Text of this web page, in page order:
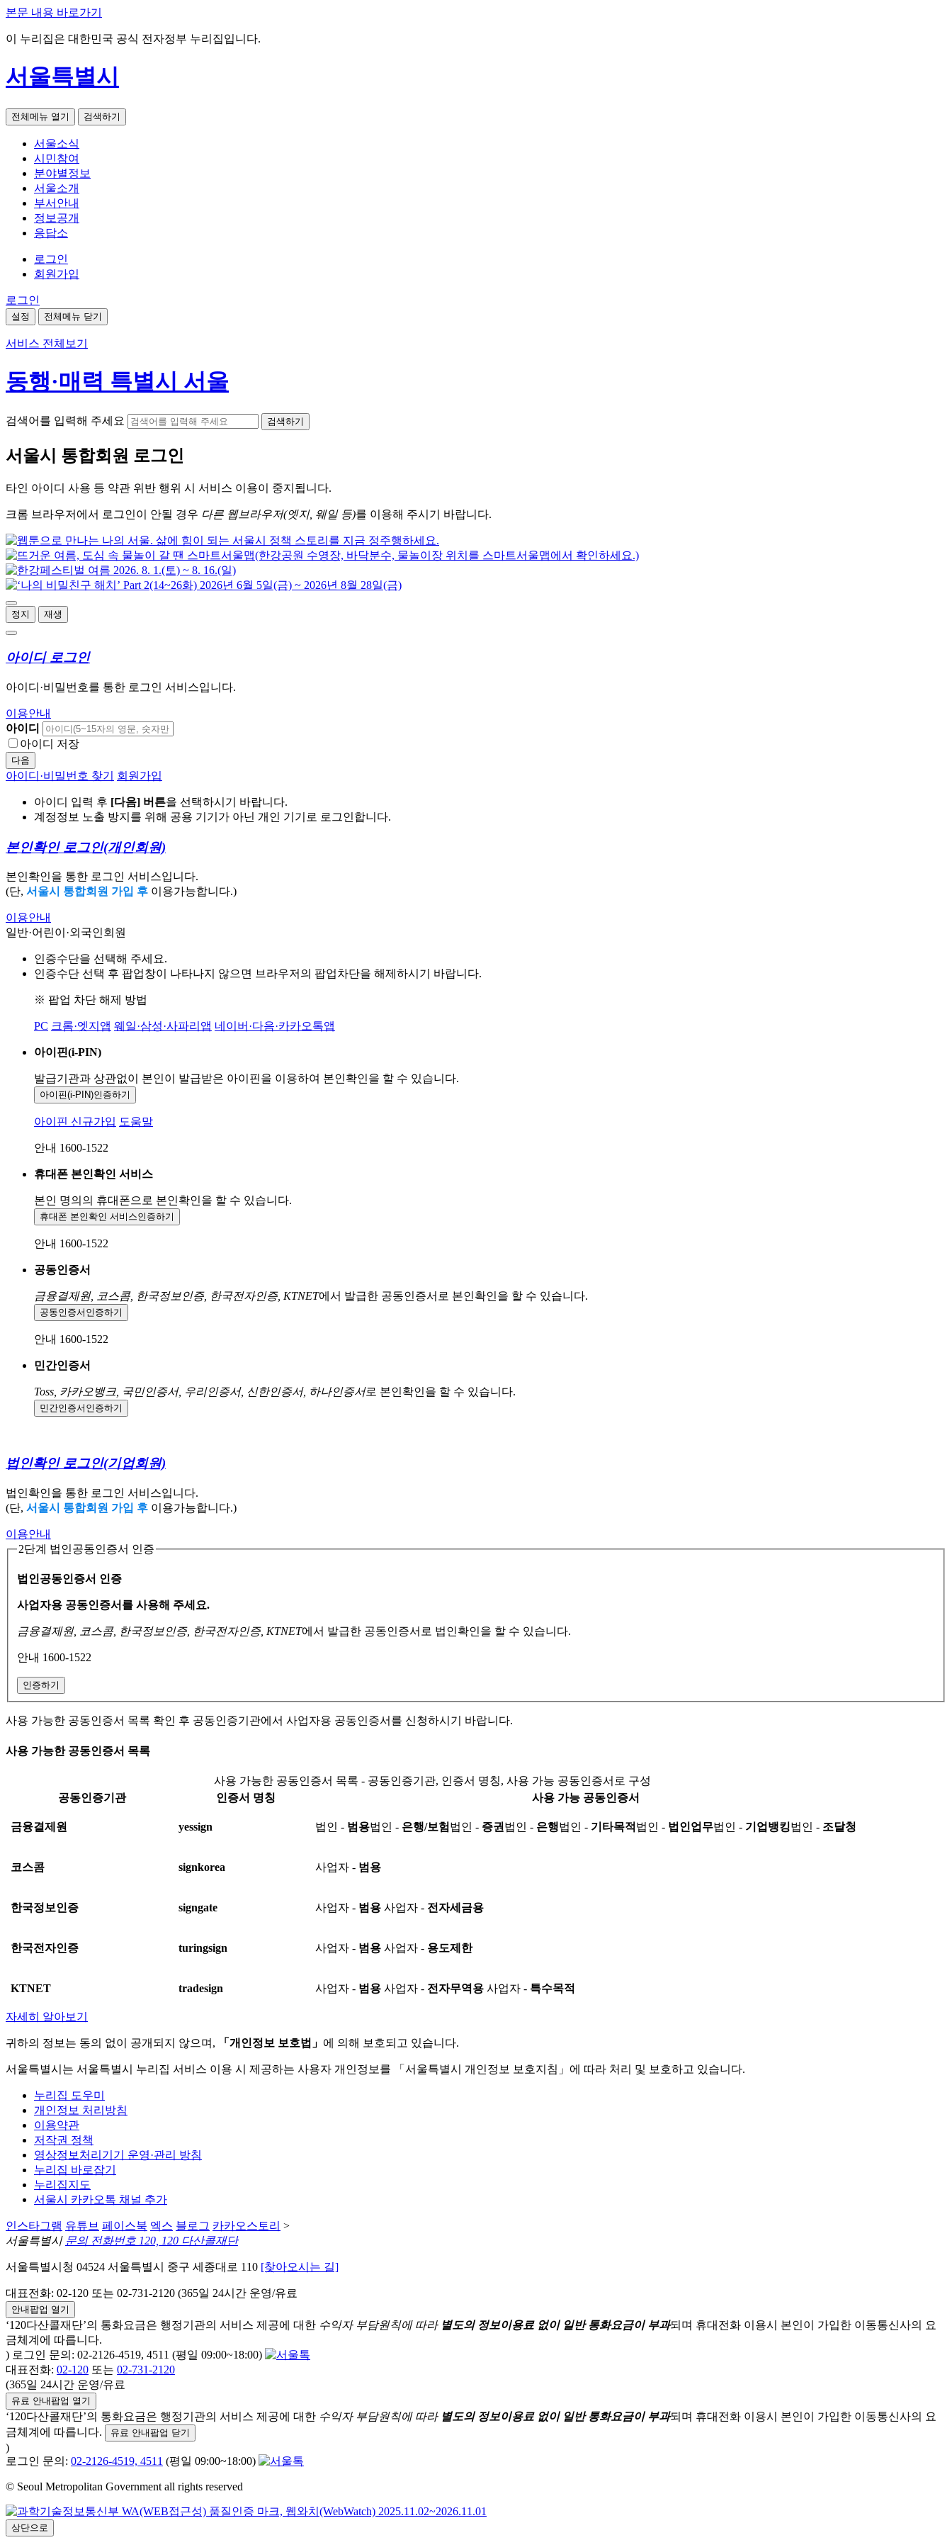
본문 내용 바로가기
이 누리집은 대한민국 공식 전자정부 누리집입니다.
서울특별시
전체메뉴 열기 검색하기
서울소식
시민참여
분야별정보
서울소개
부서안내
정보공개
응답소
로그인
회원가입
로그인
설정 전체메뉴 닫기
서비스 전체보기
동행·매력 특별시 서울
검색어를 입력해 주세요 검색하기
서울시 통합회원 로그인
타인 아이디 사용 등 약관 위반 행위 시 서비스 이용이 중지됩니다.
크롬 브라우저에서 로그인이 안될 경우 다른 웹브라우저(엣지, 웨일 등)를 이용해 주시기 바랍니다.
정지 재생
아이디 로그인
아이디·비밀번호를 통한 로그인 서비스입니다.
이용안내
아이디
아이디 저장
다음
아이디·비밀번호 찾기 회원가입
아이디 입력 후 [다음] 버튼을 선택하시기 바랍니다.
계정정보 노출 방지를 위해 공용 기기가 아닌 개인 기기로 로그인합니다.
본인확인 로그인(개인회원)
본인확인을 통한 로그인 서비스입니다.
(단, 서울시 통합회원 가입 후 이용가능합니다.)
이용안내
일반·어린이·외국인회원
인증수단을 선택해 주세요.
인증수단 선택 후 팝업창이 나타나지 않으면 브라우저의 팝업차단을 해제하시기 바랍니다.
※ 팝업 차단 해제 방법
PC 크롬·엣지앱 웨일·삼성·사파리앱 네이버·다음·카카오톡앱
아이핀(i-PIN)
발급기관과 상관없이 본인이 발급받은 아이핀을 이용하여 본인확인을 할 수 있습니다.
아이핀(i-PIN)인증하기
아이핀 신규가입 도움말
안내 1600-1522
휴대폰 본인확인 서비스
본인 명의의 휴대폰으로 본인확인을 할 수 있습니다.
휴대폰 본인확인 서비스인증하기
안내 1600-1522
공동인증서
금융결제원, 코스콤, 한국정보인증, 한국전자인증, KTNET에서 발급한 공동인증서로 본인확인을 할 수 있습니다.
공동인증서 인증하기
안내 1600-1522
민간인증서
Toss, 카카오뱅크, 국민인증서, 우리인증서, 신한인증서, 하나인증서로 본인확인을 할 수 있습니다.
민간인증서 인증하기
법인확인 로그인(기업회원)
법인확인을 통한 로그인 서비스입니다.
(단, 서울시 통합회원 가입 후 이용가능합니다.)
이용안내
2단계 법인공동인증서 인증
법인공동인증서 인증
사업자용 공동인증서를 사용해 주세요.
금융결제원, 코스콤, 한국정보인증, 한국전자인증, KTNET에서 발급한 공동인증서로 법인확인을 할 수 있습니다.
안내 1600-1522
인증하기
사용 가능한 공동인증서 목록 확인 후 공동인증기관에서 사업자용 공동인증서를 신청하시기 바랍니다.
사용 가능한 공동인증서 목록
사용 가능한 공동인증서 목록 - 공동인증기관, 인증서 명칭, 사용 가능 공동인증서로 구성
공동인증기관
인증서 명칭 사용 가능 공동인증서
금융결제원 yessign 법인 - 범용법인 - 은행/보험 법인 - 증권 법인 - 은행법인 - 기타목적 법인 - 법인업무법인 - 기업뱅킹법인 - 조달청
코스콤 signkorea 사업자 - 범용
한국정보인증 signgate 사업자 - 범용 사업자 - 전자세금용
한국전자인증 turingsign 사업자 - 범용 사업자 - 용도제한
KTNET tradesign 사업자 - 범용 사업자 - 전자무역용 사업자 - 특수목적
자세히 알아보기
귀하의 정보는 동의 없이 공개되지 않으며, 「개인정보 보호법」 에 의해 보호되고 있습니다.
서울특별시는 서울특별시 누리집 서비스 이용 시 제공하는 사용자 개인정보를 「서울특별시 개인정보 보호지침」에 따라 처리 및 보호하고 있습니다.
누리집 도우미
개인정보 처리방침
이용약관
저작권 정책
영상정보처리기기 운영·관리 방침
누리집 바로잡기
누리집지도
서울시 카카오톡 채널 추가
인스타그램 유튜브 페이스북 엑스 블로그 카카오스토리 >
서울특별시 문의 전화번호 120, 120 다산콜재단
서울특별시청 04524 서울특별시 중구 세종대로 110 [찾아오시는 길]
대표전화: 02-120 또는 02-731-2120 (365일 24시간 운영/유료
안내팝업 열기
‘120다산콜재단’의 통화요금은 행정기관의 서비스 제공에 대한 수익자 부담원칙에 따라 별도의 정보이용료 없이 일반 통화요금이 부과되며 휴대전화 이용시 본인이 가입한 이동통신사의 요
금체계에 따릅니다.
) 로그인 문의: 02-2126-4519, 4511 (평일 09:00~18:00)
대표전화: 02-120 또는 02-731-2120
(365일 24시간 운영/유료
유료 안내팝업 열기
‘120다산콜재단’의 통화요금은 행정기관의 서비스 제공에 대한 수익자 부담원칙에 따라 별도의 정보이용료 없이 일반 통화요금이 부과되며 휴대전화 이용시 본인이 가입한 이동통신사의 요
금체계에 따릅니다.
유료 안내팝업 닫기
)
로그인 문의: 02-2126-4519, 4511 (평일 09:00~18:00)
© Seoul Metropolitan Government all rights reserved
상단으로